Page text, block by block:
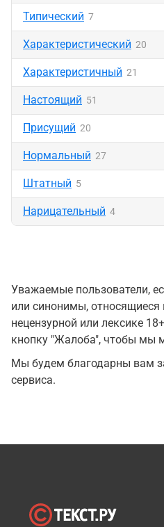
Типический 7
Характеристический 20
Характеристичный 21
Настоящий 51
Присущий 20
Нормальный 27
Штатный 5
Нарицательный 4
Уважаемые пользователи,
или синонимы, относящиеся
нецензурной или лексике
кнопку "Жалоба", чтобы мы
Мы будем благодарны вам
сервиса.